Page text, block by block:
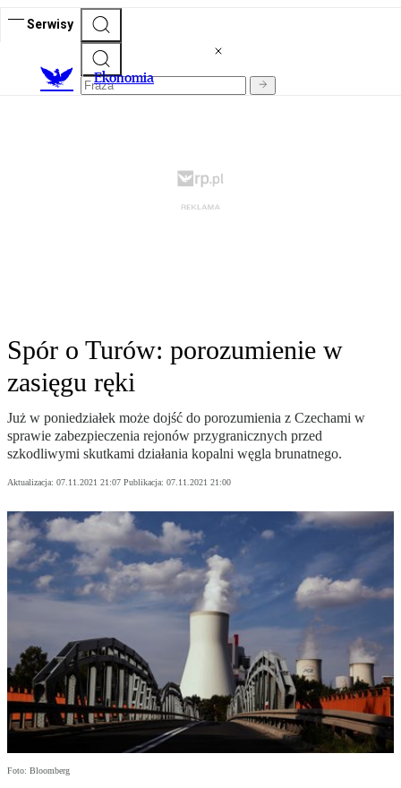
Serwisy
Ekonomia
Spór o Turów: porozumienie w
zasięgu ręki
Już w poniedziałek może dojść do porozumienia z Czechami w
sprawie zabezpieczenia rejonów przygranicznych przed
szkodliwymi skutkami działania kopalni węgla brunatnego.
Aktualizacja: 07.11.2021 21:07 Publikacja: 07.11.2021 21:00
Foto: Bloomberg